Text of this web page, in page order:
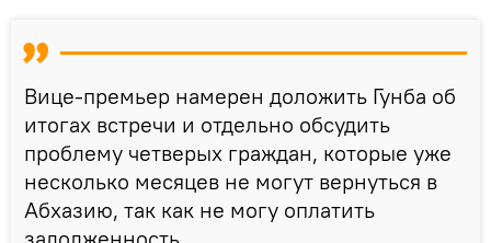
Вице-премьер намерен доложить Гунба об
итогах встречи и отдельно обсудить
проблему четверых граждан, которые уже
несколько месяцев не могут вернуться в
Абхазию, так как не могу оплатить